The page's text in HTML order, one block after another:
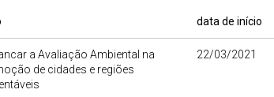
data de início
a Avaliação Ambiental na
de cidades e regiões
22/03/2021